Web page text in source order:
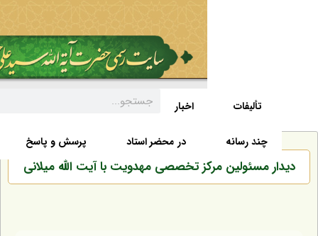
صفحه نخست زندگی نامه اخبار
پرسش و پاسخ در محضر استاد
مرکز تخصصی مهدویت با آیت الله میلانی